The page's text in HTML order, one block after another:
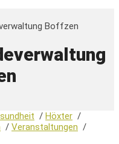
Boffzen
/ Höxter /
/ Veranstaltungen /